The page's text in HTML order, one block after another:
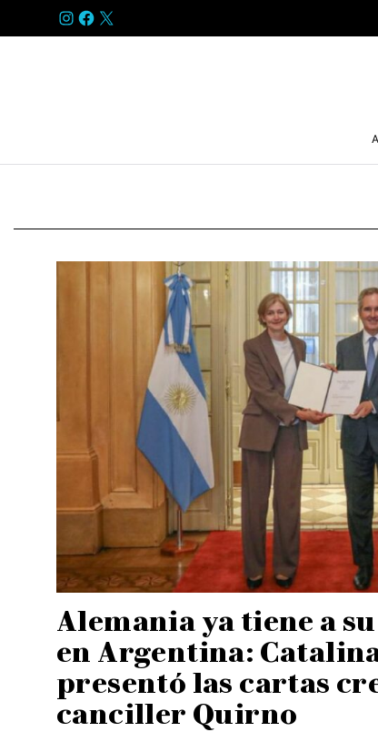
INSTAGRAM
FACEBOOK
X
Alemania ya tiene a
en Argentina:
presentó las cartas
canciller Quirno